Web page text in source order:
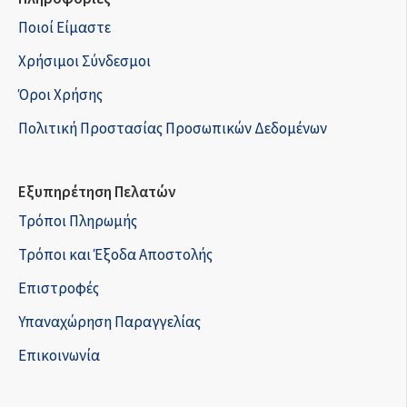
Ποιοί Είμαστε
Χρήσιμοι Σύνδεσμοι
Όροι Χρήσης
Πολιτική Προστασίας Προσωπικών Δεδομένων
Εξυπηρέτηση Πελατών
Τρόποι Πληρωμής
Τρόποι και Έξοδα Αποστολής
Επιστροφές
Υπαναχώρηση Παραγγελίας
Επικοινωνία